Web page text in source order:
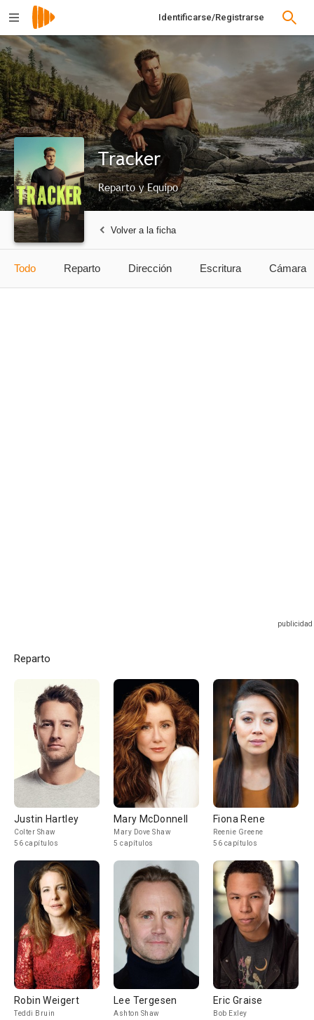
Identificarse/Registrarse
Tracker
Reparto y Equipo
Volver a la ficha
Todo Reparto Dirección Escritura Cámara
Reparto
Justin Hartley
Colter Shaw
56 capítulos
Mary McDonnell
Mary Dove Shaw
5 capítulos
Fiona Rene
Reenie Greene
56 capítulos
Robin Weigert
Teddi Bruin
Lee Tergesen
Ashton Shaw
Eric Graise
Bob Exley